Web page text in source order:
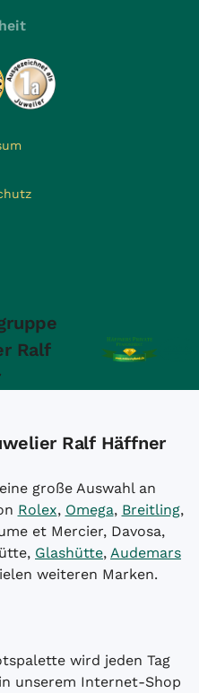
Ralf
Ralf Häffner
große Auswahl an
Rolex, Omega, Breitling,
et Mercier, Davosa,
Glashütte, Audemars
weiteren Marken.
wird jeden Tag
unserem Internet-Shop